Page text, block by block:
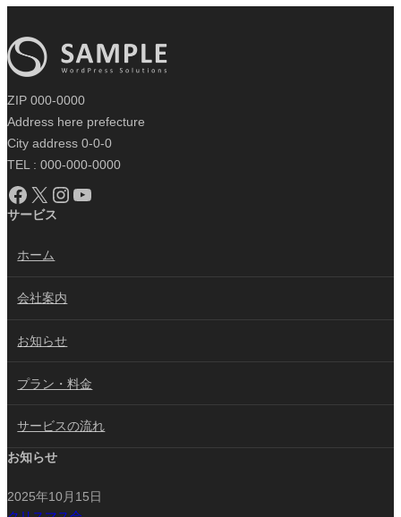
ZIP 000-0000
Address here prefecture
City address 0-0-0
TEL : 000-000-0000
Facebook X Instagram YouTube
サービス
ホーム
会社案内
お知らせ
プラン・料金
サービスの流れ
お知らせ
2025年10月15日